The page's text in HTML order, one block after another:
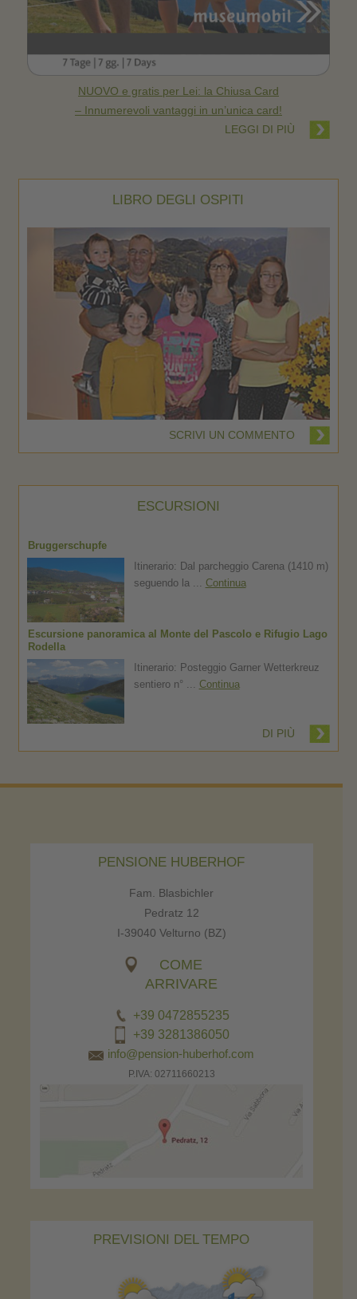
NUOVO e gratis per Lei: la Chiusa Card
– Innumerevoli vantaggi in un’unica card!
LEGGI DI PIÙ
LIBRO DEGLI OSPITI
SCRIVI UN COMMENTO
ESCURSIONI
Bruggerschupfe
Itinerario: Dal parcheggio Carena (1410 m)
seguendo la ... Continua
Escursione panoramica al Monte del Pascolo e Rifugio Lago
Rodella
Itinerario: Posteggio Garner Wetterkreuz
sentiero n° ... Continua
DI PIÙ
PENSIONE HUBERHOF
Fam. Blasbichler
Pedratz 12
I-39040 Velturno (BZ)
COME
ARRIVARE
+39 0472855235
+39 3281386050
info@pension-huberhof.com
P.IVA: 02711660213
PREVISIONI DEL TEMPO